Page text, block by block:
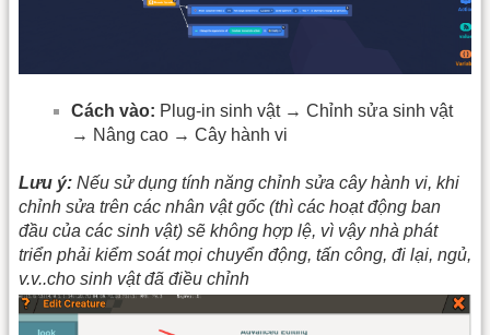
Cách vào: Plug-in sinh vật → Chỉnh sửa sinh vật
→ Nâng cao → Cây hành vi
Lưu ý: Nếu sử dụng tính năng chỉnh sửa cây hành vi, khi
chỉnh sửa trên các nhân vật gốc (thì các hoạt động ban
đầu của các sinh vật) sẽ không hợp lệ, vì vậy nhà phát
triển phải kiểm soát mọi chuyển động, tấn công, đi lại, ngủ,
v.v..cho sinh vật đã điều chỉnh